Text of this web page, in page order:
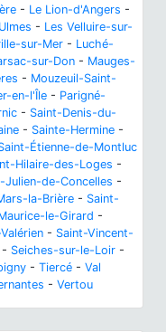
- Le Lion-d'Angers -
- Les Velluire-sur-
sur-Mer - Luché-
sur-Don - Mauges-
- Mouzeuil-Saint-
en-l'Île - Parigné-
- Saint-Denis-du-
- Sainte-Hermine -
Étienne-de-Montluc
Hilaire-des-Loges -
Julien-de-Concelles -
la-Brière - Saint-
le-Girard -
- Saint-Vincent-
- Seiches-sur-le-Loir -
- Tiercé - Val
- Vertou